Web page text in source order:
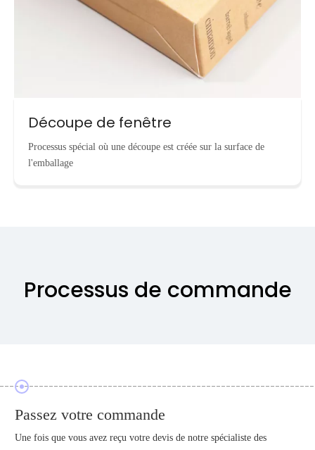
Découpe de fenêtre
Processus spécial où une découpe est créée sur la surface de
l'emballage
Processus de commande
Passez votre commande
Une fois que vous avez reçu votre devis de notre spécialiste des